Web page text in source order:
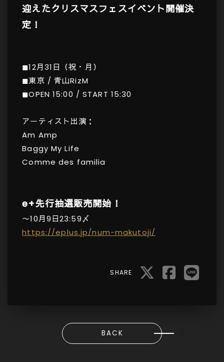
迎えたクリスマスフェスイベント開催決
定！
◼︎12月31日（祝・月）
◼︎東京 / 青山RizM
◼︎OPEN 15:00 / START 15:30
アーティスト出演：
Am Amp
Baggy My Life
Comme des familia
e+先行抽選販売開始！
〜10月9日23:59〆
https://eplus.jp/num-makutoji/
SHARE
BACK